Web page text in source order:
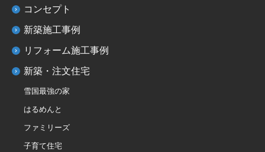
コンセプト
新築施工事例
リフォーム施工事例
新築・注文住宅
雪国最強の家
はるめんと
ファミリーズ
子育て住宅